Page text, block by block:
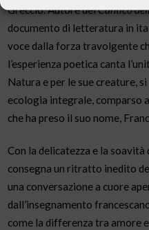
Greccio. Autore delCantico
documento di letteratura in
voce dalla forza travolgente
l’esperienza poetica canta
Natura e per le sue creature,
ecologia integrale, comparso
che ha preso il suo nome,
Con la delicatezza e la soavità
consegna un ritratto inedito
una conversazione a cuore
dall’insegnamento
come la differenza tra amore